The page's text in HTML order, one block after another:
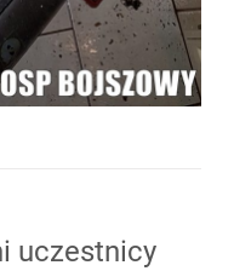
uczestnicy